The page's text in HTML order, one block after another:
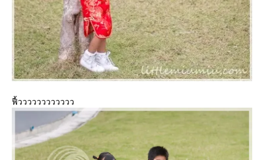
ฟื้วววววววววววว